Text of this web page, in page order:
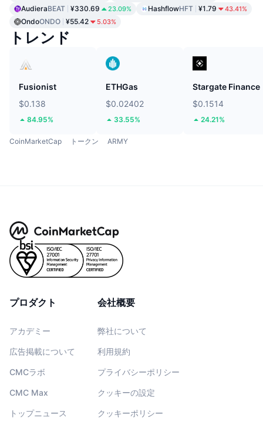
AudieraBEAT ¥330.69 23.09% HashflowHFT ¥1.79 43.41%
OndoONDO ¥55.42 5.03%
トレンド
Fusionist
$0.138
84.95%
ETHGas
$0.02402
33.55%
Stargate Finance
$0.1514
24.21%
CoinMarketCap トークン ARMY
プロダクト
アカデミー
広告掲載について
CMCラボ
CMC Max
トップニュース
会社概要
弊社について
利用規約
プライバシーポリシー
クッキーの設定
クッキーポリシー